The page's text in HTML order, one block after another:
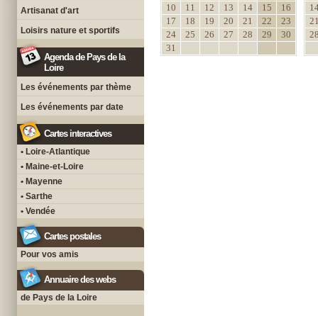
Artisanat d'art
Loisirs nature et sportifs
Agenda de Pays de la
Loire
Les événements par thème
Les événements par date
Cartes interactives
• Loire-Atlantique
• Maine-et-Loire
• Mayenne
• Sarthe
• Vendée
Cartes postales
Pour vos amis
Annuaire des webs
de Pays de la Loire
10
11 12 13 14 15
16
17
18 19 20 21 22
23
24
25 26 27 28 29
30
31